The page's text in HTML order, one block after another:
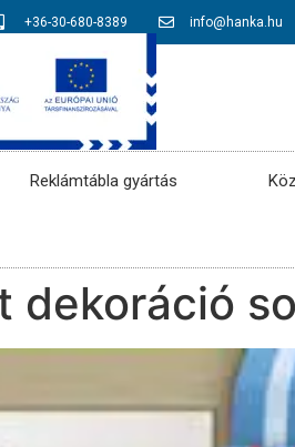
+36-30-680-8389 info@hanka.hu
Reklámtábla gyártás
dekoráció